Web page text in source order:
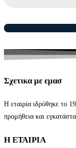
Σχετικα με εμασ
Η εταιρία ιδρύθηκε το
προμήθεια και
Η ΕΤΑΙΡΙΑ